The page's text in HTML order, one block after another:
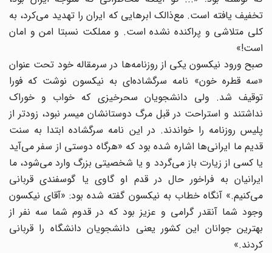
تخفیف یافته است. مع‌ذالک ابرهایی که ایران را تهدید می‌کرد، به
کلی متلاشی و پراکنده نشده است. و مملکت نسبتا امن و امان
است!»
صبح ورود نیکسون یکی از روزنامه‌ها در سرمقاله خود تحت عنوان
«سه قطره خون» نامه سرگشاده‌ای به نیکسون نوشت که فورا
توقیف شد. ولی دانشجویان سحرخیزی که خواب و خوراک
نداشتند و استراحت در قبل مرگ دوستانشان میسر نبود، زود‌تر از
پلیس روزنامه را خواندند. در این نامه سرگشاده ابتدا به سنت
قدیم ما ایرانی‌ها اشاره شده بود که «هرگاه دوستی از سفر می‌آید
یا کسی از زیارت باز می‌گردد و یا شخصیتی بزرگ وارد می‌شود، ما
ایرانیان به فراخور حال در قدم او گاوی یا گوسفندی قربانی
می‌کنیم.» آنگاه خطاب به نیکسون گفته شده بود: «آقای نیکسون
وجود شما آنقدر گرامی و عزیز بود که در قدوم شما سه نفر از
بهترین جوانان این کشور یعنی دانشجویان دانشگاه را قربانی
کردند.»